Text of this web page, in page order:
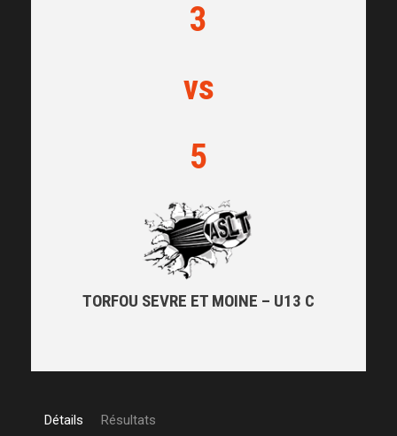
3
vs
5
TORFOU SEVRE ET MOINE – U13 C
Détails Résultats